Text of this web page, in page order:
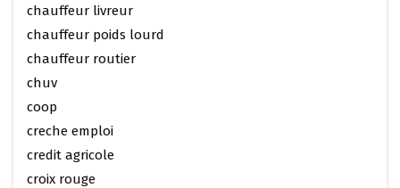
chauffeur livreur
chauffeur poids lourd
chauffeur routier
chuv
coop
creche emploi
credit agricole
croix rouge